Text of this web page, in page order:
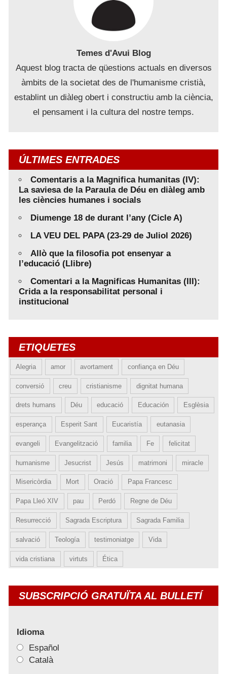
Temes d'Avui Blog
Aquest blog tracta de qüestions actuals en diversos
àmbits de la societat des de l'humanisme cristià,
establint un diàleg obert i constructiu amb la ciència,
el pensament i la cultura del nostre temps.
ÚLTIMES ENTRADES
Comentaris a la Magnifica humanitas (IV):
La saviesa de la Paraula de Déu en diàleg amb
les ciències humanes i socials
Diumenge 18 de durant l’any (Cicle A)
LA VEU DEL PAPA (23-29 de Juliol 2026)
Allò que la filosofia pot ensenyar a
l’educació (Llibre)
Comentari a la Magnificas Humanitas (III):
Crida a la responsabilitat personal i
institucional
ETIQUETES
Alegria amor avortament confiança en Déu
conversió creu cristianisme dignitat humana
drets humans Déu educació Educación Esglèsia
esperança Esperit Sant Eucaristía eutanasia
evangeli Evangelització familia Fe felicitat
humanisme Jesucrist Jesús matrimoni miracle
Misericòrdia Mort Oració Papa Francesc
Papa Lleó XIV pau Perdó Regne de Déu
Resurrecció Sagrada Escriptura Sagrada Familia
salvació Teología testimoniatge Vida
vida cristiana virtuts Ética
SUBSCRIPCIÓ GRATUÏTA AL BULLETÍ
Idioma
Español
Català